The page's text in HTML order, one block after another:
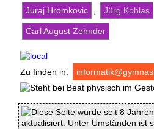
Juraj Hromkovic Jürg Kohlas
Carl August Zehnder
Zu finden in:
Diese Seite wurde seit 8
aktualisiert. Unter Umständen ist